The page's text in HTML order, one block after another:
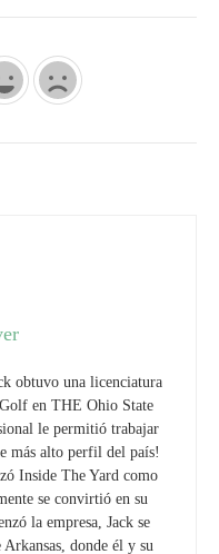
obtuvo una licenciatura
en THE Ohio State
le permitió trabajar
más alto perfil del país!
Inside The Yard como
se convirtió en su
la empresa, Jack se
donde él y su